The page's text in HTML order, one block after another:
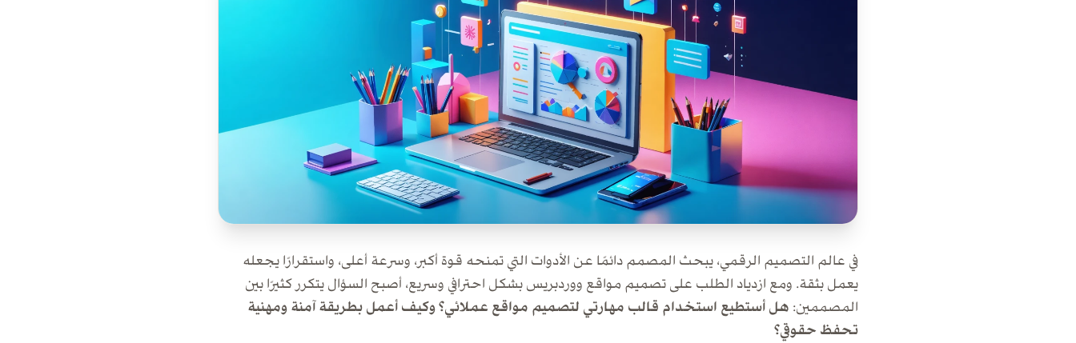
في عالم التصميم الرقمي، يبحث المصمم دائمًا عن الأدوات التي تمنحه قوة أكبر، وسرعة أعلى، واستقرارًا يجعله
يعمل بثقة. ومع ازدياد الطلب على تصميم مواقع ووردبريس بشكل احترافي وسريع، أصبح السؤال يتكرر كثيرًا بين
المصممين: هل أستطيع استخدام قالب مهارتي لتصميم مواقع عملائي؟ وكيف أعمل بطريقة آمنة ومهنية
تحفظ حقوقي؟